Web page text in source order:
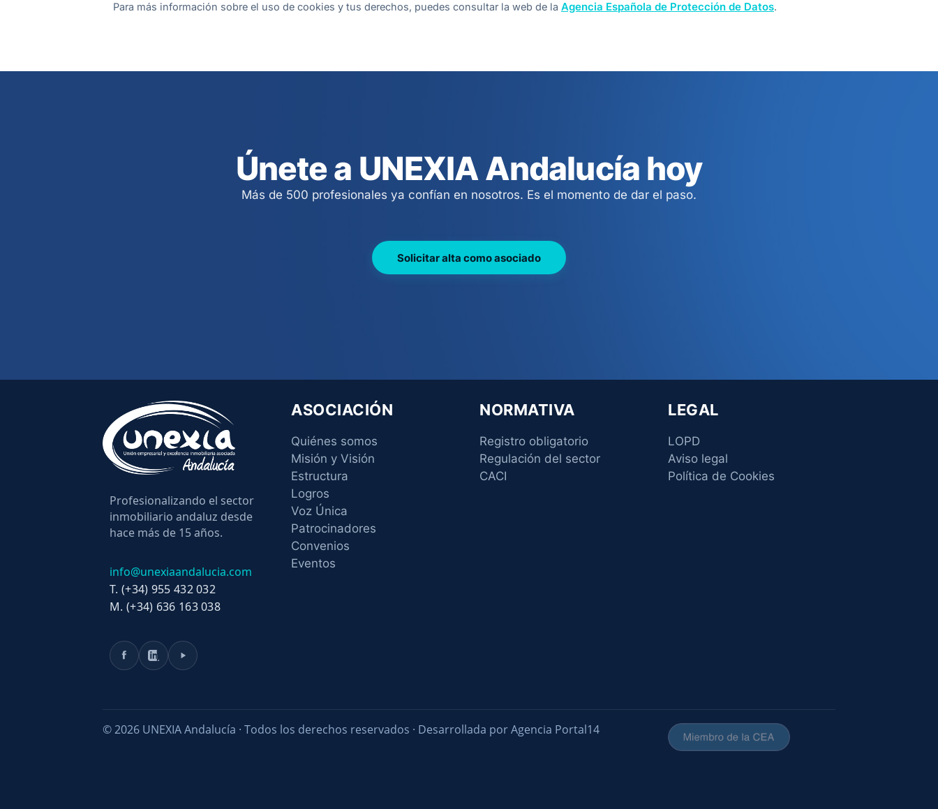
Para más información sobre el uso de cookies y tus derechos, puedes consultar la web de la Agencia Española de Protección de Datos.
Únete a UNEXIA Andalucía hoy
Más de 500 profesionales ya confían en nosotros. Es el momento de dar el paso.
Solicitar alta como asociado
Profesionalizando el sector
inmobiliario andaluz desde
hace más de 15 años.
info@unexiaandalucia.com
T. (+34) 955 432 032
M. (+34) 636 163 038
ASOCIACIÓN
Quiénes somos
Misión y Visión
Estructura
Logros
Voz Única
Patrocinadores
Convenios
Eventos
NORMATIVA
Registro obligatorio
Regulación del sector
CACI
LEGAL
LOPD
Aviso legal
Política de Cookies
© 2026 UNEXIA Andalucía · Todos los derechos reservados · Desarrollada por Agencia Portal14